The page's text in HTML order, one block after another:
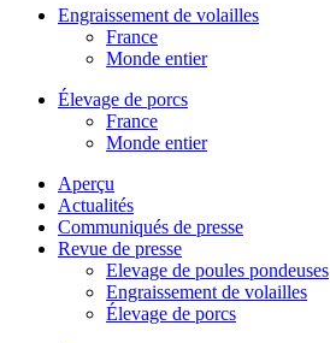
Engraissement de volailles
France
Monde entier
Élevage de porcs
France
Monde entier
Aperçu
Actualités
Communiqués de presse
Revue de presse
Elevage de poules pondeuses
Engraissement de volailles
Élevage de porcs